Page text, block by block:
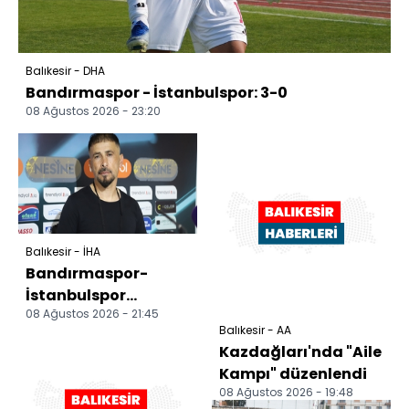
Balıkesir - DHA
Bandırmaspor - İstanbulspor: 3-0
08 Ağustos 2026 - 23:20
Balıkesir - İHA
Bandırmaspor-
İstanbulspor
maçının ardından
08 Ağustos 2026 - 21:45
Balıkesir - AA
Kazdağları'nda "Aile
Kampı" düzenlendi
08 Ağustos 2026 - 19:48